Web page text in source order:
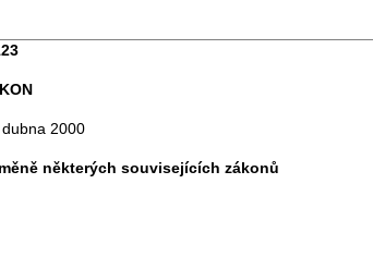
2000
některých souvisejících zákonů